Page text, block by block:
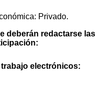
Privado.
deberán redactarse las
electrónicos: